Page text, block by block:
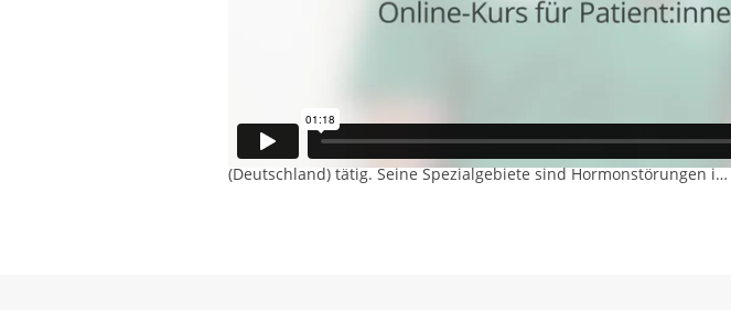
Kinderendokrinologie und -diabetologie und als Oberarzt im
Kinder- und Jugendkrankenhaus „Auf der Bult“ in Hannover
(Deutschland) tätig. Seine Spezialgebiete sind Hormonstörungen im